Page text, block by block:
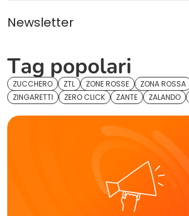
Newsletter
Tag popolari
ZUCCHERO ZTL ZONE ROSSE ZONA ROSSA
ZINGARETTI
ZERO CLICK ZANTE ZALANDO